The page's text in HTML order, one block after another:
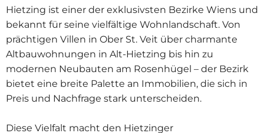
Hietzing ist einer der exklusivsten Bezirke Wiens und
bekannt für seine vielfältige Wohnlandschaft. Von
prächtigen Villen in Ober St. Veit über charmante
Altbauwohnungen in Alt-Hietzing bis hin zu
modernen Neubauten am Rosenhügel – der Bezirk
bietet eine breite Palette an Immobilien, die sich in
Preis und Nachfrage stark unterscheiden.
Diese Vielfalt macht den Hietzinger